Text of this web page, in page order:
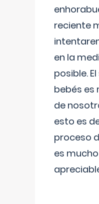
reciente
en la
posible.
bebés es
de
esto es
proceso
es